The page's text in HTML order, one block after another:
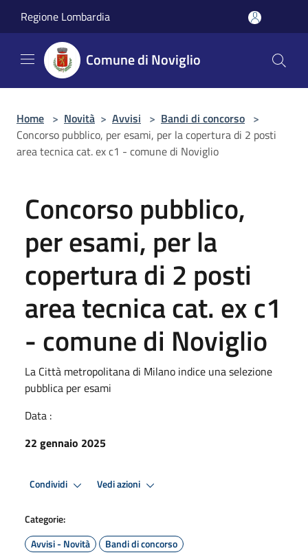
Regione Lombardia
Comune di Noviglio
Home > Novità > Avvisi > Bandi di concorso >
Concorso pubblico, per esami, per la copertura di 2 posti
area tecnica cat. ex c1 - comune di Noviglio
Concorso pubblico,
per esami, per la
copertura di 2 posti
area tecnica cat. ex c1
- comune di Noviglio
La Città metropolitana di Milano indice una selezione
pubblica per esami
Data :
22 gennaio 2025
Condividi Vedi azioni
Categorie:
Avvisi - Novità
Bandi di concorso